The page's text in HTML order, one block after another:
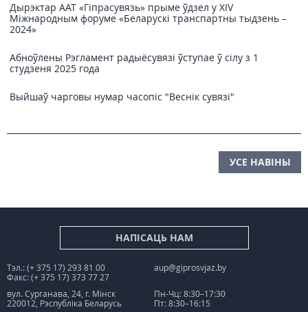
Дырэктар ААТ «Гіпрасувязь» прыме ўдзел у XIV
Міжнародным форуме «Беларускі транспартны тыдзень –
2024»
Абноўлены Рэгламент радыёсувязі ўступае ў сілу з 1
студзеня 2025 года
Выйшаў чарговы нумар часопіс "Веснiк сувязi"
УСЕ НАВІНЫ
НАПІСАЦЬ НАМ
Тэл.: (+ 375 17) 293 81 00
Факс: (+ 375 17) 373 77 27
aup@giprosvjaz.by
вул. Сурганава, 24, г. Мінск
220012, Рэспубліка Беларусь
Пн-Чц: 8:30–17:30
Пт: 8:30–16:15